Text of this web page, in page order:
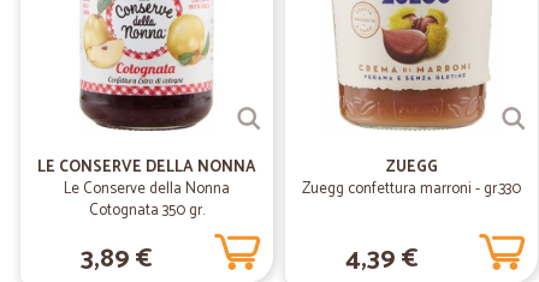
LE CONSERVE DELLA NONNA
Le Conserve della Nonna
Cotognata 350 gr.
3,89 €
ZUEGG
Zuegg confettura marroni - gr.330
4,39 €